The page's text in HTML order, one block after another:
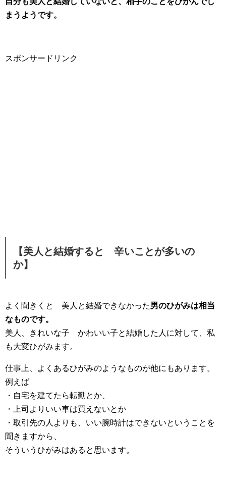
まうようです。
スポンサードリンク
【美人と結婚すると 辛いことが多いの
か】
よく聞きくと 美人と結婚できなかった男のひがみは相当
なものです。
美人、きれいな子 かわいい子と結婚した人に対して、私
も大変ひがみます。
仕事上、よくあるひがみのようなものが他にもあります。
例えば
・自宅を建てたら転勤とか、
・上司よりいい車は買えないとか
・取引先の人よりも、いい腕時計はできないということを
聞きますから、
そういうひがみはあると思います。